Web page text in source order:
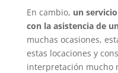
En cambio, un
con la asistencia de
muchas ocasiones,
estas locaciones y
interpretación mucho